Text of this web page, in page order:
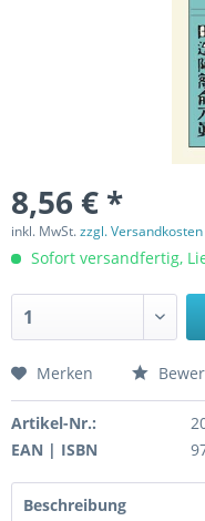
8,56 € *
inkl. MwSt.zzgl. Versandkosten
Sofort versandfertig,
Merken
Artikel-Nr.:
EAN | ISBN
Beschreibung